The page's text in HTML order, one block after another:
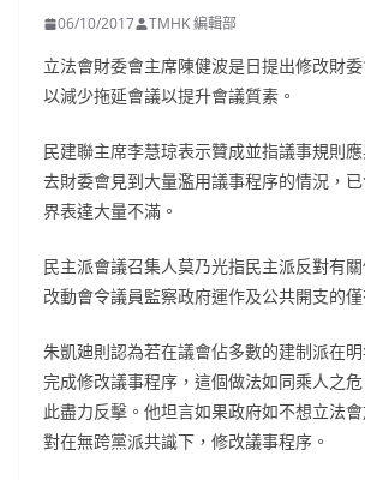
06/10/2017 TMHK 編輯部
立法會財委會主席陳健波是日提出修改財委
以減少拖延會議以提升會議質素。
民建聯主席李慧琼表示贊成並指議事規則
去財委會見到大量濫用議事程序的情況，
界表達大量不滿。
民主派會議召集人莫乃光指民主派反對有
改動會令議員監察政府運作及公共開支的僅
朱凱廸則認為若在議會佔多數的建制派在
完成修改議事程序，這個做法如同乘人之
此盡力反擊。他坦言如果政府如不想立法
對在無跨黨派共識下，修改議事程序。